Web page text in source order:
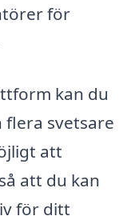
för
kan du
svetsare
att
att du kan
för ditt